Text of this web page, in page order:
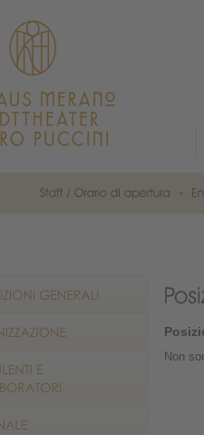
Non